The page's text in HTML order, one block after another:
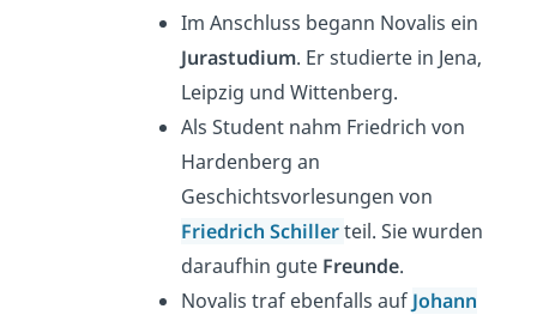
Im Anschluss begann Novalis ein
Jurastudium. Er studierte in Jena,
Leipzig und Wittenberg.
Als Student nahm Friedrich von
Hardenberg an
Geschichtsvorlesungen von
Friedrich Schillerteil. Sie wurden
daraufhin gute Freunde.
Novalis traf ebenfalls auf Johann